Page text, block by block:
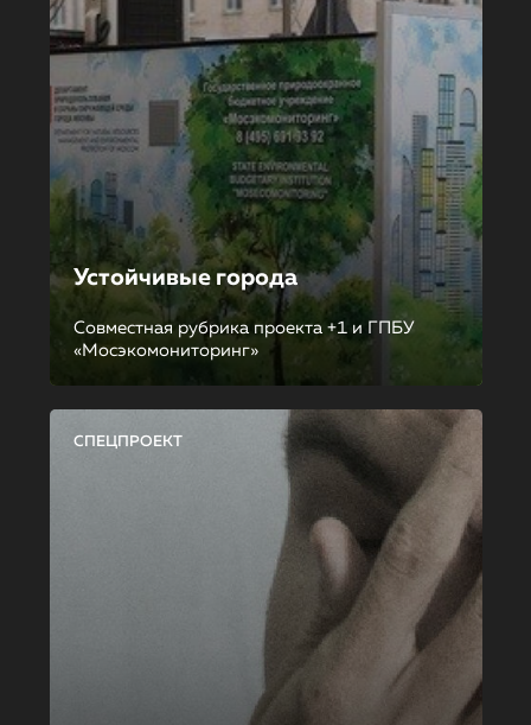
Устойчивые города
Совместная рубрика проекта +1 и ГПБУ
«Мосэкомониторинг»
СПЕЦПРОЕКТ